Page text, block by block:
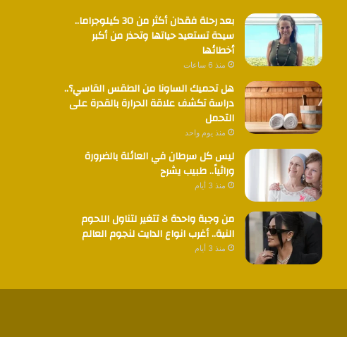
بعد رحلة فقدان أكثر من 30 كيلوجراما..
سيدة تستعيد حياتها وتحذر من أكبر
أخطائها
منذ 6 ساعات
هل تحميك الساونا من الطقس القاسي؟..
دراسة تكشف علاقة الحرارة بالقدرة على
التحمل
منذ يوم واحد
ليس كل سرطان في العائلة بالضرورة
وراثياً.. طبيب يشرح
منذ 3 أيام
من وجبة واحدة لا تتغير لتناول اللحوم
النية.. أغرب انواع الدايت لنجوم العالم
منذ 3 أيام